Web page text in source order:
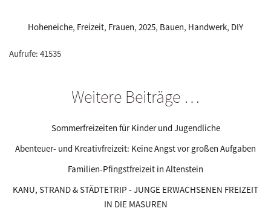
Hoheneiche, Freizeit, Frauen, 2025, Bauen, Handwerk, DIY
Aufrufe: 41535
Weitere Beiträge …
Sommerfreizeiten für Kinder und Jugendliche
Abenteuer- und Kreativfreizeit: Keine Angst vor großen Aufgaben
Familien-Pfingstfreizeit in Altenstein
KANU, STRAND & STÄDTETRIP - JUNGE ERWACHSENEN FREIZEIT
IN DIE MASUREN